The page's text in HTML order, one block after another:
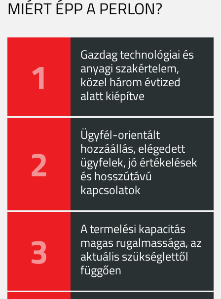
MIÉRT ÉPP A PERLON?
1 Gazdag technológiai és
anyagi szakértelem,
közel három évtized
alatt kiépítve
2
Ügyfél-orientált
hozzáállás, elégedett
ügyfelek, jó értékelések
és hosszútávú
kapcsolatok
3 A termelési kapacitás
magas rugalmassága, az
aktuális szükséglettől
függően